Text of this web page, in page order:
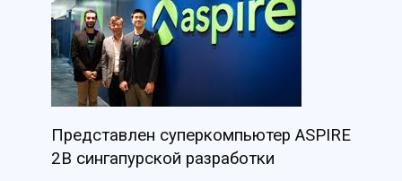
Представлен суперкомпьютер ASPIRE
2B сингапурской разработки